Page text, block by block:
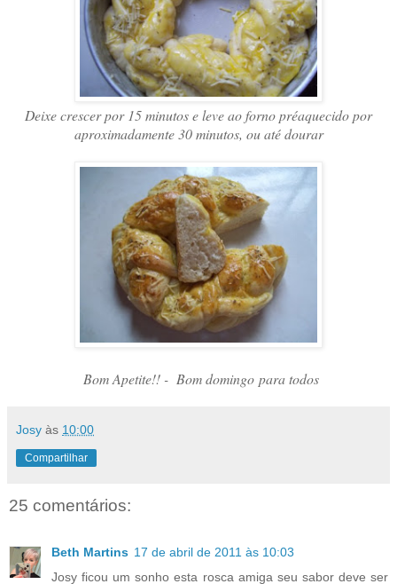
Deixe crescer por 15 minutos e leve ao forno préaquecido por
aproximadamente 30 minutos, ou até dourar
Bom Apetite!! - Bom domingo para todos
Josy às 10:00
Compartilhar
25 comentários:
Beth Martins 17 de abril de 2011 às 10:03
Josy ficou um sonho esta rosca amiga seu sabor deve ser